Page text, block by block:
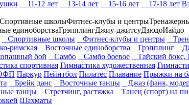
11-12 лет 13-14 лет 15-16 лет 17-18 лет
Спортивные школыФитнес-клубы и центры
единоборстваГрэпплингДжиу-джитсуДзюдоИайдо
Спортивные школы Фитнес-клубы и центры
римская Восточные единоборства Грэпплинг
бой Самбо Самбо боевое Тайский бокс,
спортивная Гимнастика художественная
Паркур Пейнтбол Пилатес Плавание Прыжки на
Брейк данс Восточные танцы Джаз (фанк,
танцы Стретчинг, растяжка Танец (спорт) на
Шахматы